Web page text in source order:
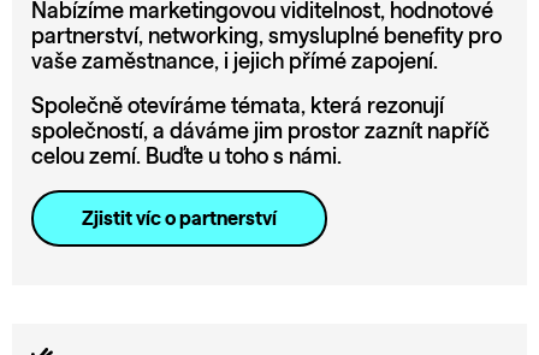
Nabízíme marketingovou viditelnost, hodnotové
partnerství, networking, smysluplné benefity pro
vaše zaměstnance, i jejich přímé zapojení.
Společně otevíráme témata, která rezonují
společností, a dáváme jim prostor zaznít napříč
celou zemí. Buďte u toho s námi.
Zjistit víc o partnerství